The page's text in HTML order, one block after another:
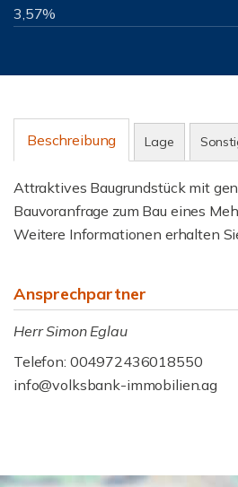
3,57%
Beschreibung Lage
Attraktives Baugrundstück mit
Bauvoranfrage zum Bau eines
Weitere Informationen erhalten
Ansprechpartner
Herr Simon Eglau
Telefon: 004972436018550
info@volksbank-immobilien.ag